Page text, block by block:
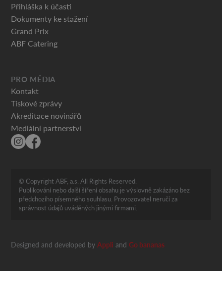
Přihláška k účasti
Dokumenty ke stažení
Grand Prix
ABF Catering
PRO MÉDIA
Kontakt
Tiskové zprávy
Akreditace novinářů
Mediální partnerství
© Copyright ABF, a.s. All Rights Reserved.
Publikování nebo další šíření obsahu je výslovně zakázáno bez
předchozího písemného souhlasu. Provozovatel neručí za
správnost údajů uváděných jinými firmami.
Designed and developed byAppli andGo bananas